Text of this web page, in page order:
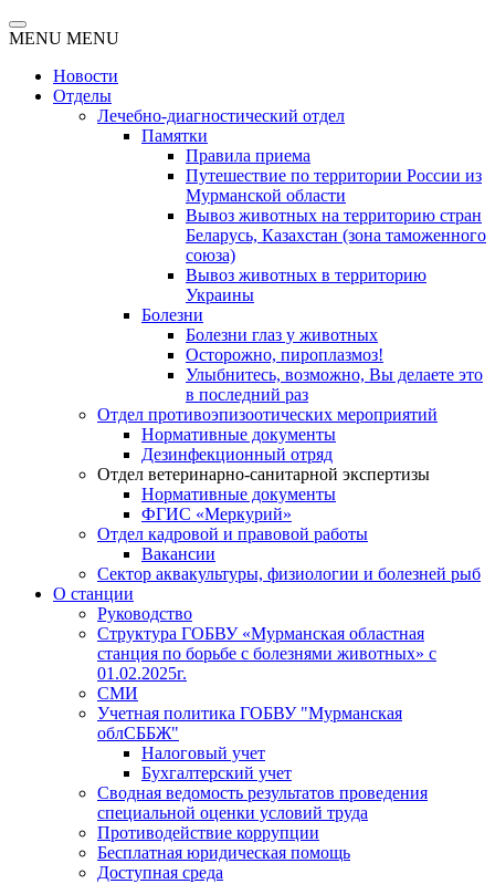
MENU MENU
Новости
Отделы
Лечебно-диагностический отдел
Памятки
Правила приема
Путешествие по территории России из
Мурманской области
Вывоз животных на территорию стран
Беларусь, Казахстан (зона таможенного
союза)
Вывоз животных в территорию
Украины
Болезни
Болезни глаз у животных
Осторожно, пироплазмоз!
Улыбнитесь, возможно, Вы делаете это
в последний раз
Отдел противоэпизоотических мероприятий
Нормативные документы
Дезинфекционный отряд
Отдел ветеринарно-санитарной экспертизы
Нормативные документы
ФГИС «Меркурий»
Отдел кадровой и правовой работы
Вакансии
Сектор аквакультуры, физиологии и болезней рыб
О станции
Руководство
Структура ГОБВУ «Мурманская областная
станция по борьбе с болезнями животных» c
01.02.2025г.
СМИ
Учетная политика ГОБВУ "Мурманская
облСББЖ"
Налоговый учет
Бухгалтерский учет
Сводная ведомость результатов проведения
специальной оценки условий труда
Противодействие коррупции
Бесплатная юридическая помощь
Доступная среда